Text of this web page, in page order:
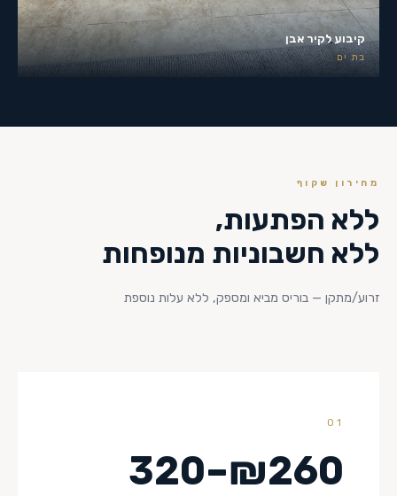
קיבוע לקיר אבן
בת ים
מחירון שקוף
ללא הפתעות,
ללא חשבוניות מנופחות
זרוע/מתקן — בוריס מביא ומספק, ללא עלות נוספת
01
₪260–320